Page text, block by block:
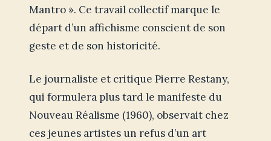
Mantro ». Ce travail collectif marque le
départ d’un affichisme conscient de son
geste et de son historicité.
Le journaliste et critique Pierre Restany,
qui formulera plus tard le manifeste du
Nouveau Réalisme (1960), observait chez
ces jeunes artistes un refus d’un art